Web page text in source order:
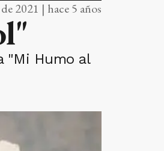
2021 | hace 5 años
"Mi Humo al